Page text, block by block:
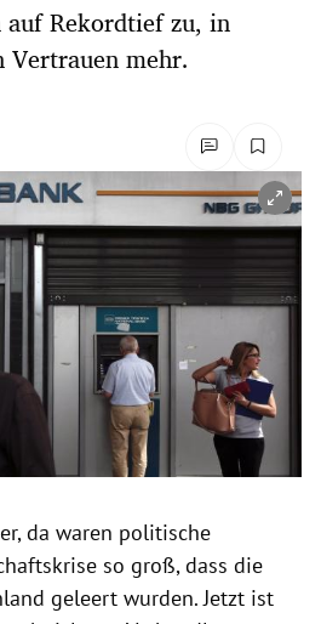
auf Rekordtief zu, in
Vertrauen mehr.
da waren politische
so groß, dass die
geleert wurden. Jetzt ist